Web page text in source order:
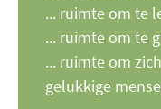
... ruimte om te
... ruimte om te
... ruimte om
gelukkige